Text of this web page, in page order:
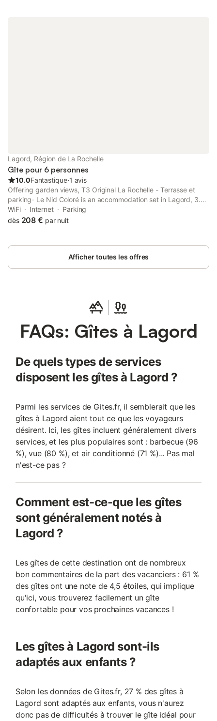
Lagord, Région de La Rochelle
Gîte pour 6 personnes
10.0Fantastique⋅1 avis
Offering garden views, T3 Original La Rochelle - Terrasse et
parking- Le Nid Coloré is an accommodation set in Lagord, 3.7
km from La Rochelle Train Station and 4.6 km from Parc des
Expositions de la Rochelle.
WiFi Internet
Parking
dès 208 € par nuit
Afficher toutes les offres
FAQs: Gîtes à Lagord
De quels types de services
disposent les gîtes à Lagord ?
Parmi les services de Gites.fr, il semblerait que les
gîtes à Lagord aient tout ce que les voyageurs
désirent. Ici, les gîtes incluent généralement divers
services, et les plus populaires sont : barbecue (96
%), vue (80 %), et air conditionné (71 %)... Pas mal
n'est-ce pas ?
Comment est-ce-que les gîtes
sont généralement notés à
Lagord ?
Les gîtes de cette destination ont de nombreux
bon commentaires de la part des vacanciers : 61 %
des gîtes ont une note de 4,5 étoiles, qui implique
qu'ici, vous trouverez facilement un gîte
confortable pour vos prochaines vacances !
Les gîtes à Lagord sont-ils
adaptés aux enfants ?
Selon les données de Gites.fr, 27 % des gîtes à
Lagord sont adaptés aux enfants, vous n'aurez
donc pas de difficultés à trouver le gîte idéal pour